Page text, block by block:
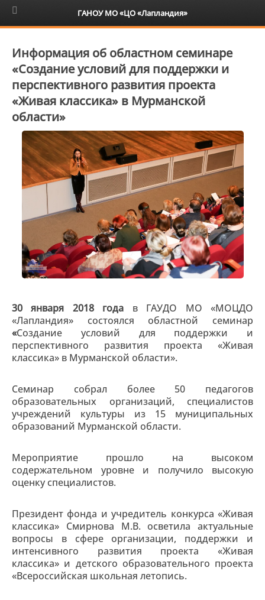
6+
Информация об областном семинаре
«Создание условий для поддержки и
перспективного развития проекта
«Живая классика» в Мурманской
области»
30 января 2018 года в ГАУДО МО «МОЦДО
«Лапландия» состоялся областной семинар
«Создание условий для поддержки и
перспективного развития проекта «Живая
классика» в Мурманской области».
Семинар собрал более 50 педагогов
образовательных организаций, специалистов
учреждений культуры из 15 муниципальных
образований Мурманской области.
Мероприятие прошло на высоком
содержательном уровне и получило высокую
оценку специалистов.
Президент фонда и учредитель конкурса «Живая
классика» Смирнова М.В. осветила актуальные
вопросы в сфере организации, поддержки и
интенсивного развития проекта «Живая
классика» и детского образовательного проекта
«Всероссийская школьная летопись.
ГАНОУ МО «ЦО «Лапландия»